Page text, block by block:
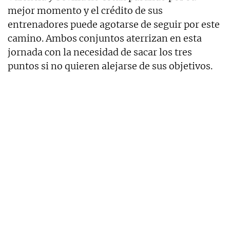
mejor momento y el crédito de sus
entrenadores puede agotarse de seguir por este
camino. Ambos conjuntos aterrizan en esta
jornada con la necesidad de sacar los tres
puntos si no quieren alejarse de sus objetivos.